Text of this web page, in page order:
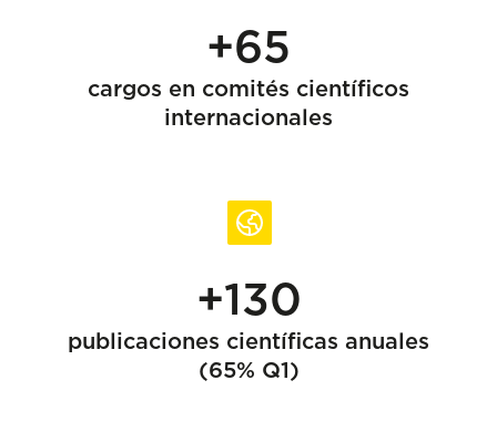
+65
cargos en comités científicos
internacionales
+130
publicaciones científicas anuales
(65% Q1)